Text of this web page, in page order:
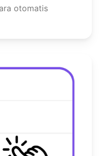
otomatis